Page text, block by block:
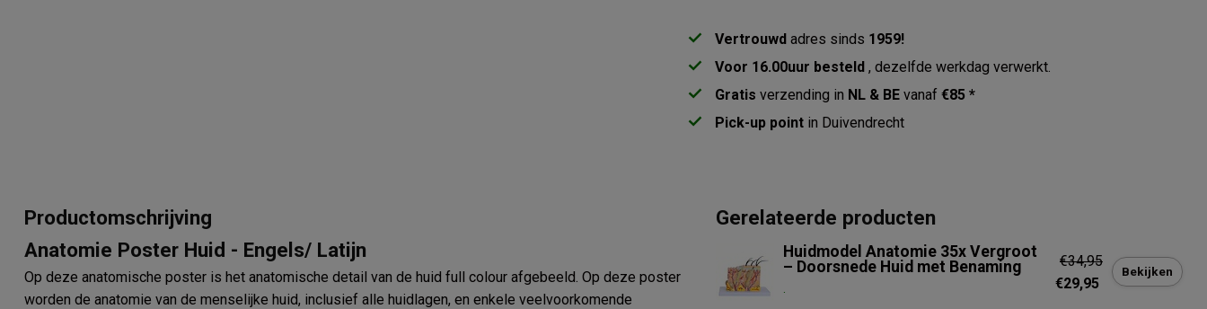
Vertrouwd adres sinds 1959!
Voor 16.00uur besteld, dezelfde werkdag verwerkt.
Gratis verzending in NL & BE vanaf€85 *
Pick-up point in Duivendrecht
Productomschrijving
Anatomie Poster Huid - Engels/ Latijn
Op deze anatomische poster is het anatomische detail van de huid full colour afgebeeld. Op deze poster
worden de anatomie van de menselijke huid, inclusief alle huidlagen, en enkele veelvoorkomende
Gerelateerde producten
Huidmodel Anatomie 35x Vergroot
– Doorsnede Huid met Benaming
.
€34,95
€29,95
Bekijken